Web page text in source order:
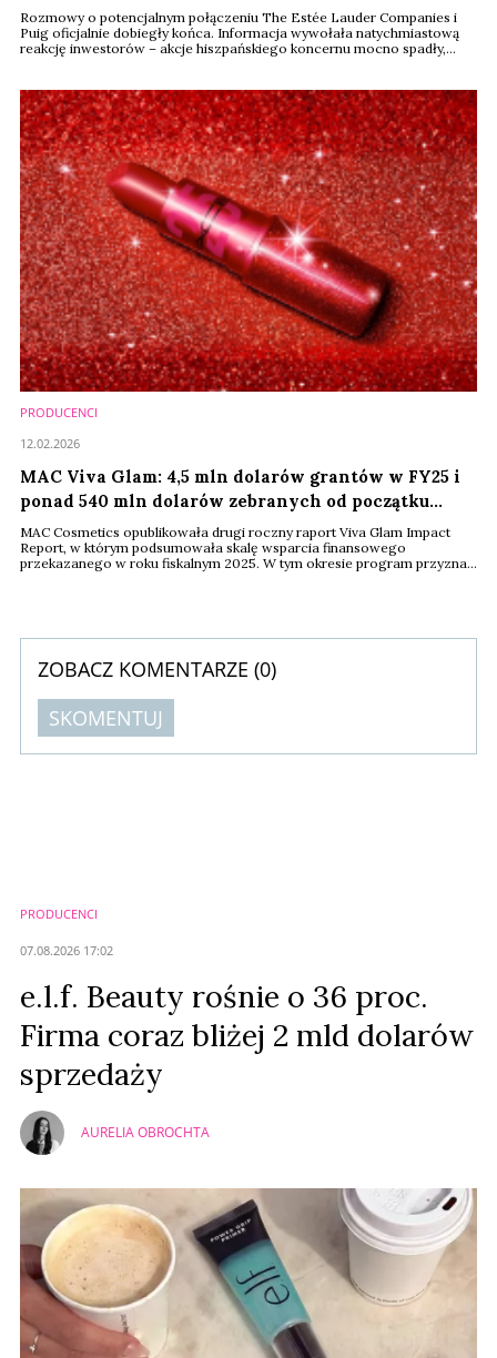
Rozmowy o potencjalnym połączeniu The Estée Lauder Companies i
Puig oficjalnie dobiegły końca. Informacja wywołała natychmiastową
reakcję inwestorów – akcje hiszpańskiego koncernu mocno spadły,
PRODUCENCI
MAC Viva Glam: 4,5 mln dolarów grantów w FY25 i
ponad 540 mln dolarów zebranych od początku
programu
MAC Cosmetics opublikowała drugi roczny raport Viva Glam Impact
Report, w którym podsumowała skalę wsparcia finansowego
przekazanego w roku fiskalnym 2025. W tym okresie program przyznał
12.02.2026
ZOBACZ KOMENTARZE (0)
SKOMENTUJ
PRODUCENCI
07.08.2026 17:02
e.l.f. Beauty rośnie o 36 proc.
Firma coraz bliżej 2 mld dolarów
sprzedaży
AURELIA OBROCHTA